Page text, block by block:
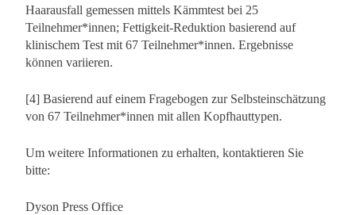
Haarausfall gemessen mittels Kämmtest bei 25
Teilnehmer*innen; Fettigkeit-Reduktion basierend auf
klinischem Test mit 67 Teilnehmer*innen. Ergebnisse
können variieren.
[4] Basierend auf einem Fragebogen zur Selbsteinschätzung
von 67 Teilnehmer*innen mit allen Kopfhauttypen.
Um weitere Informationen zu erhalten, kontaktieren Sie
bitte:
Dyson Press Office